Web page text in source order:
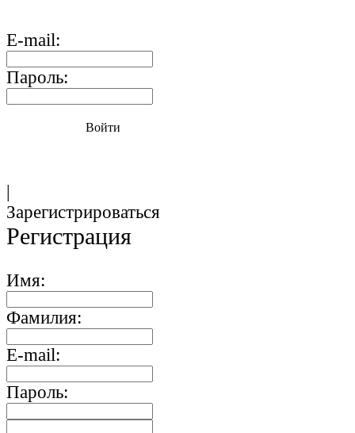
E-mail:
Пароль:
Войти
|
Зарегистрироваться
Регистрация
Имя:
Фамилия:
E-mail:
Пароль: